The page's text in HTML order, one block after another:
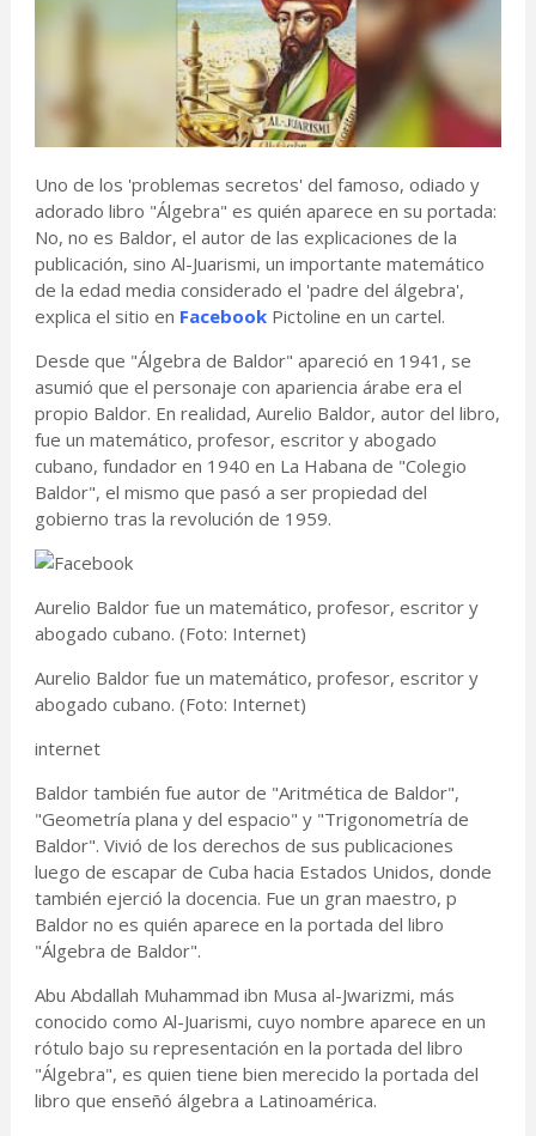
Uno de los 'problemas secretos' del famoso, odiado y
adorado libro "Álgebra" es quién aparece en su portada:
No, no es Baldor, el autor de las explicaciones de la
publicación, sino Al-Juarismi, un importante matemático
de la edad media considerado el 'padre del álgebra',
explica el sitio en FacebookPictoline en un cartel.
Desde que "Álgebra de Baldor" apareció en 1941, se
asumió que el personaje con apariencia árabe era el
propio Baldor. En realidad, Aurelio Baldor, autor del libro,
fue un matemático, profesor, escritor y abogado
cubano, fundador en 1940 en La Habana de "Colegio
Baldor", el mismo que pasó a ser propiedad del
gobierno tras la revolución de 1959.
Aurelio Baldor fue un matemático, profesor, escritor y
abogado cubano. (Foto: Internet)
Aurelio Baldor fue un matemático, profesor, escritor y
abogado cubano. (Foto: Internet)
internet
Baldor también fue autor de "Aritmética de Baldor",
"Geometría plana y del espacio" y "Trigonometría de
Baldor". Vivió de los derechos de sus publicaciones
luego de escapar de Cuba hacia Estados Unidos, donde
también ejerció la docencia. Fue un gran maestro, p
Baldor no es quién aparece en la portada del libro
"Álgebra de Baldor".
Abu Abdallah Muhammad ibn Musa al-Jwarizmi, más
conocido como Al-Juarismi, cuyo nombre aparece en un
rótulo bajo su representación en la portada del libro
"Álgebra", es quien tiene bien merecido la portada del
libro que enseñó álgebra a Latinoamérica.